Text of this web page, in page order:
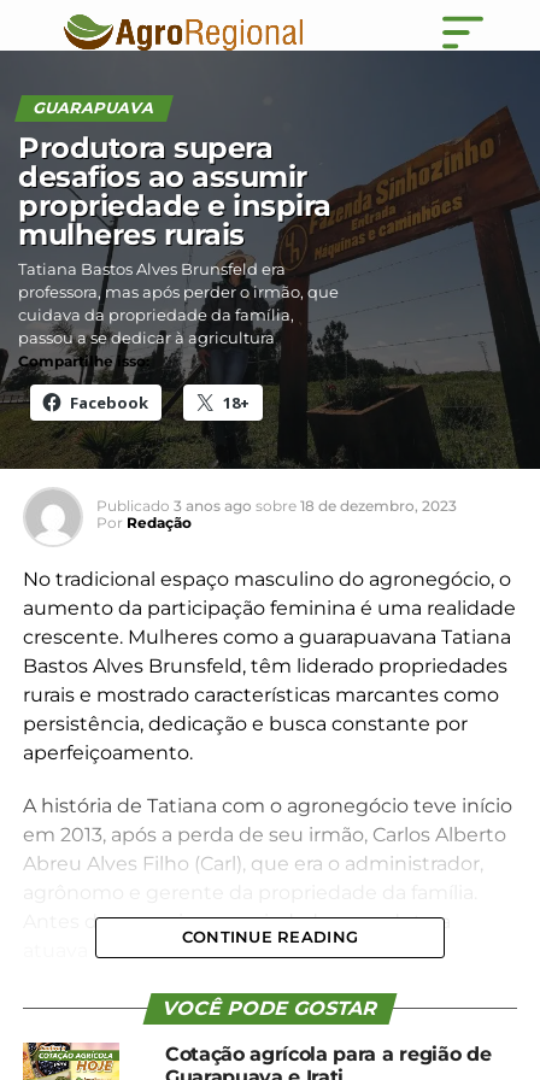
GUARAPUAVA
Produtora supera
desafios ao assumir
propriedade e inspira
mulheres rurais
Tatiana Bastos Alves Brunsfeld era
professora, mas após perder o irmão, que
cuidava da propriedade da família,
passou a se dedicar à agricultura
Compartilhe isso:
Facebook 18+
Publicado 3 anos ago sobre 18 de dezembro, 2023
Por Redação
No tradicional espaço masculino do agronegócio, o
aumento da participação feminina é uma realidade
crescente. Mulheres como a guarapuavana Tatiana
Bastos Alves Brunsfeld, têm liderado propriedades
rurais e mostrado características marcantes como
persistência, dedicação e busca constante por
aperfeiçoamento.
A história de Tatiana com o agronegócio teve início
em 2013, após a perda de seu irmão, Carlos Alberto
Abreu Alves Filho (Carl), que era o administrador,
Antes de assumir a propriedade, a produtora
atuava em sala de aula.
No entanto, sob influência dos pais, ela sempre
nutriu um amor pelo campo. “Passei por muitas
dificuldades e desafios, pois na época trabalhava
CONTINUE READING
VOCÊ PODE GOSTAR
Cotação agrícola para a região de